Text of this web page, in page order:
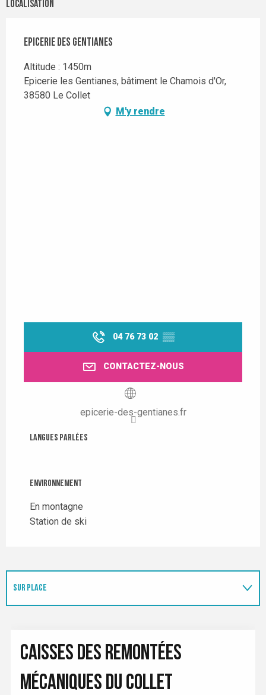
Localisation
Epicerie des Gentianes
Altitude : 1450m
Epicerie les Gentianes, bâtiment le Chamois d'Or,
38580 Le Collet
M'y rendre
04 76 73 02 ▒▒
CONTACTEZ-NOUS
epicerie-des-gentianes.fr
Langues parlées
Langues parlées
Environnement
Environnement
En montagne
Station de ski
SUR PLACE
CAISSES DES REMONTÉES
MÉCANIQUES DU COLLET